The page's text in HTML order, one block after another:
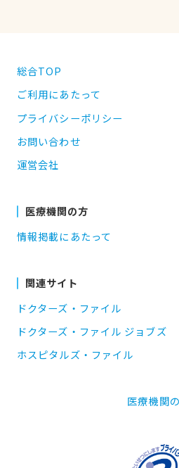
総合TOP
ご利用にあたって
プライバシーポリシー
お問い合わせ
運営会社
医療機関の方
情報掲載にあたって
関連サイト
ドクターズ・ファイル
ドクターズ・ファイル ジョブズ
ホスピタルズ・ファイル
医療機関